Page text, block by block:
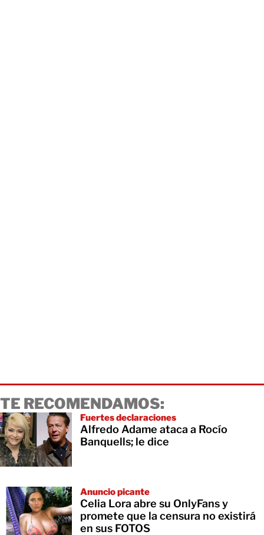
TE RECOMENDAMOS:
Fuertes declaraciones
Alfredo Adame ataca a Rocío
Banquells; le dice
Anuncio picante
Celia Lora abre su OnlyFans y
promete que la censura no existirá
en sus FOTOS